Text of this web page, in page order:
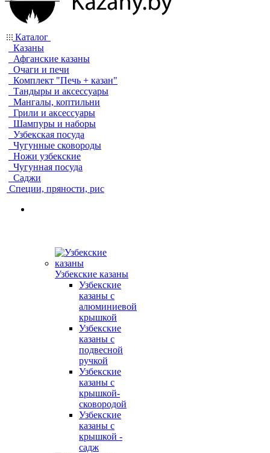
Каталог
Казаны
Афганские казаны
Очаги и печи
Комплект "Печь + казан"
Тандыры и аксессуары
Мангалы, коптильни
Грили и аксессуары
Шампуры и наборы
Узбекская посуда
Чугунные сковороды
Ножи узбекские
Чугунная посуда
Саджи
Специи, пряности, рис
Узбекские казаны
Узбекские
казаны с
алюминиевой
крышкой
Узбекские
казаны с
подвесной
ручкой
Узбекские
казаны с
крышкой-
сковородой
Узбекские
казаны с
крышкой -
садж